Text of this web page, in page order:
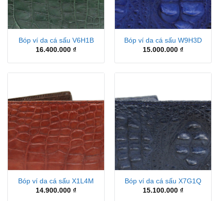
Bóp ví da cá sấu V6H1B
16.400.000 ₫
Bóp ví da cá sấu W9H3D
15.000.000 ₫
Bóp ví da cá sấu X1L4M
14.900.000 ₫
Bóp ví da cá sấu X7G1Q
15.100.000 ₫